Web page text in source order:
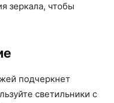
зеркала, чтобы
подчеркнет
светильники с